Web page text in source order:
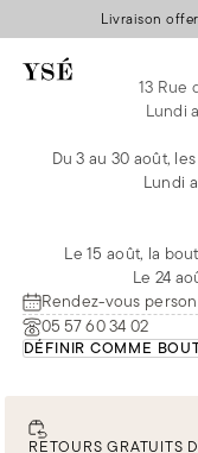
Livraison
13 Rue
Lundi
Du 3 au 30 août,
Lundi
Le 15 août, la
Le 24
Rendez-vous
05 57 60 34 02
DÉFINIR COMME
RETOURS GRATUITS